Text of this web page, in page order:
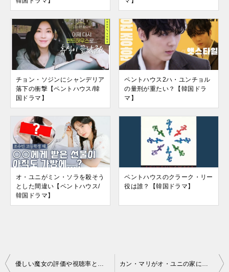
チョン・ソジンにシャンデリア
落下の衝撃【ペントハウス/韓
国ドラマ】
ペントハウス2ハ・ユンチョル
の量刑が重たい？【韓国ドラ
マ】
オ・ユニがミン・ソラを殺そう
とした間違い【ペントハウス/
韓国ドラマ】
ペントハウスのクラーク・リー
役は誰？【韓国ドラマ】
投
優しい魔女の評価や視聴率とは？面白くない？【韓国ドラマ】 カン・マリがオ・ユニの家に落書きをしてしまう【ペントハウス/韓国ドラマ】